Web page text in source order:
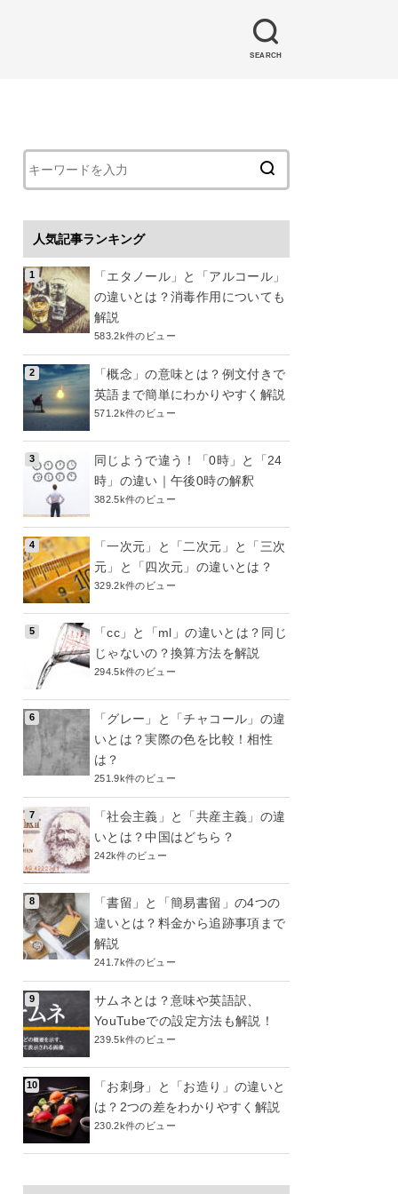
SEARCH
人気記事ランキング
「エタノール」と「アルコール」
の違いとは？消毒作用についても
解説
583.2k件のビュー
「概念」の意味とは？例文付きで
英語まで簡単にわかりやすく解説
571.2k件のビュー
同じようで違う！「0時」と「24
時」の違い｜午後0時の解釈
382.5k件のビュー
「一次元」と「二次元」と「三次
元」と「四次元」の違いとは？
329.2k件のビュー
「cc」と「ml」の違いとは？同じ
じゃないの？換算方法を解説
294.5k件のビュー
「グレー」と「チャコール」の違
いとは？実際の色を比較！相性
は？
251.9k件のビュー
「社会主義」と「共産主義」の違
いとは？中国はどちら？
242k件のビュー
「書留」と「簡易書留」の4つの
違いとは？料金から追跡事項まで
解説
241.7k件のビュー
サムネとは？意味や英語訳、
YouTubeでの設定方法も解説！
239.5k件のビュー
「お刺身」と「お造り」の違いと
は？2つの差をわかりやすく解説
230.2k件のビュー